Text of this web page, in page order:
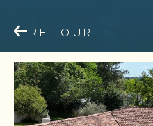
RETOUR